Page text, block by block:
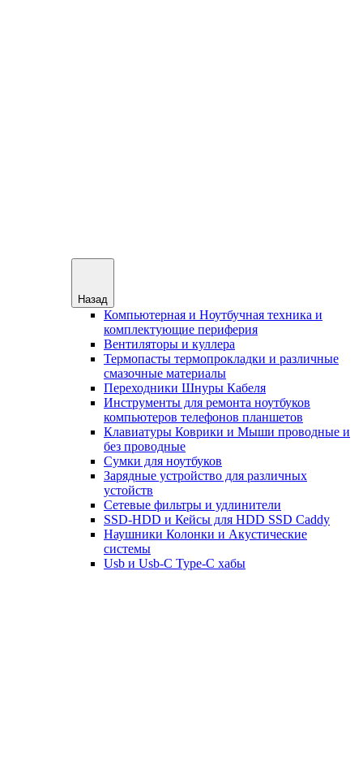
Назад
Компьютерная и Ноутбучная техника и
комплектующие периферия
Вентиляторы и куллера
Термопасты термопрокладки и различные
смазочные материалы
Переходники Шнуры Кабеля
Инструменты для ремонта ноутбуков
компьютеров телефонов планшетов
Клавиатуры Коврики и Мыши проводные и
без проводные
Сумки для ноутбуков
Зарядные устройство для различных
устойств
Сетевые фильтры и удлинители
SSD-HDD и Кейсы для HDD SSD Caddy
Наушники Колонки и Акустические
системы
Usb и Usb-C Type-C хабы